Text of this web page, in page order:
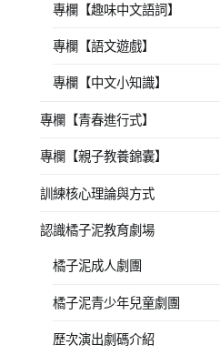
專欄【趣味中文語詞】
專欄【語文遊戲】
專欄【中文小知識】
專欄【青春進行式】
專欄【親子教養錦囊】
訓練核心理論與方式
認識橘子泥教育劇場
橘子泥成人劇團
橘子泥青少年兒童劇團
歷次演出劇碼介紹